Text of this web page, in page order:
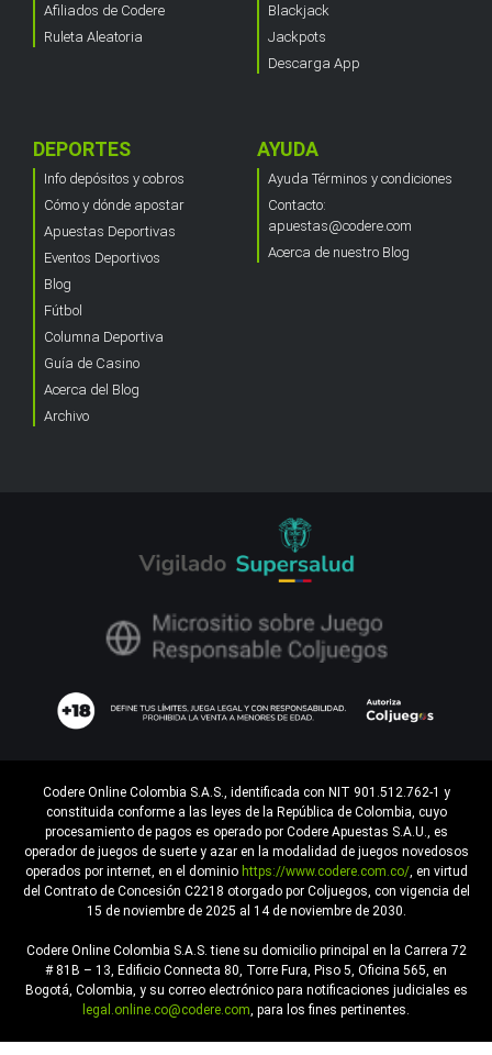
Afiliados de Codere
Ruleta Aleatoria
Blackjack
Jackpots
Descarga App
DEPORTES
Info depósitos y cobros
Cómo y dónde apostar
Apuestas Deportivas
Eventos Deportivos
Blog
Fútbol
Columna Deportiva
Guía de Casino
Acerca del Blog
Archivo
AYUDA
Ayuda Términos y condiciones
Contacto:
apuestas@codere.com
Acerca de nuestro Blog
Codere Online Colombia S.A.S., identificada con NIT 901.512.762-1 y
constituida conforme a las leyes de la República de Colombia, cuyo
procesamiento de pagos es operado por Codere Apuestas S.A.U., es
operador de juegos de suerte y azar en la modalidad de juegos novedosos
operados por internet, en el dominio https://www.codere.com.co/, en virtud
del Contrato de Concesión C2218 otorgado por Coljuegos, con vigencia del
15 de noviembre de 2025 al 14 de noviembre de 2030.
Codere Online Colombia S.A.S. tiene su domicilio principal en la Carrera 72
# 81B – 13, Edificio Connecta 80, Torre Fura, Piso 5, Oficina 565, en
Bogotá, Colombia, y su correo electrónico para notificaciones judiciales es
legal.online.co@codere.com, para los fines pertinentes.